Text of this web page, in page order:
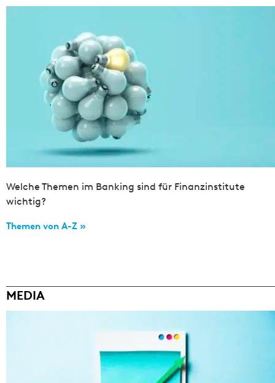
Welche Themen im Banking sind für Finanzinstitute
wichtig?
Themen von A-Z »
MEDIA